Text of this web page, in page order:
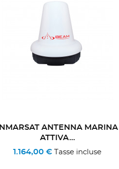
INMARSAT ANTENNA MARINA
ATTIVA...
1.164,00 € Tasse incluse